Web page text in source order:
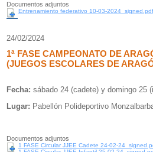
Documentos adjuntos
Entrenamiento federativo 10-03-2024_signed.pdf
24/02/2024
1ª FASE CAMPEONATO DE
(JUEGOS ESCOLARES DE
Fecha: sábado 24 (cadete) y domingo 25
Lugar: Pabellón Polideportivo
Documentos adjuntos
1 FASE Circular JJEE Cadete 24-02-